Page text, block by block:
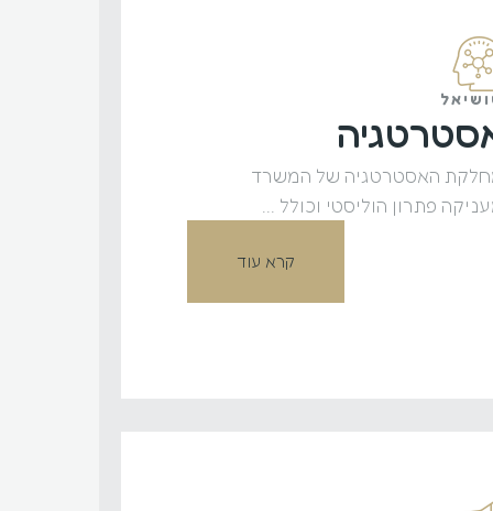
האסטרטגיה של המשרד
פתרון הוליסטי וכולל ...
קרא עוד